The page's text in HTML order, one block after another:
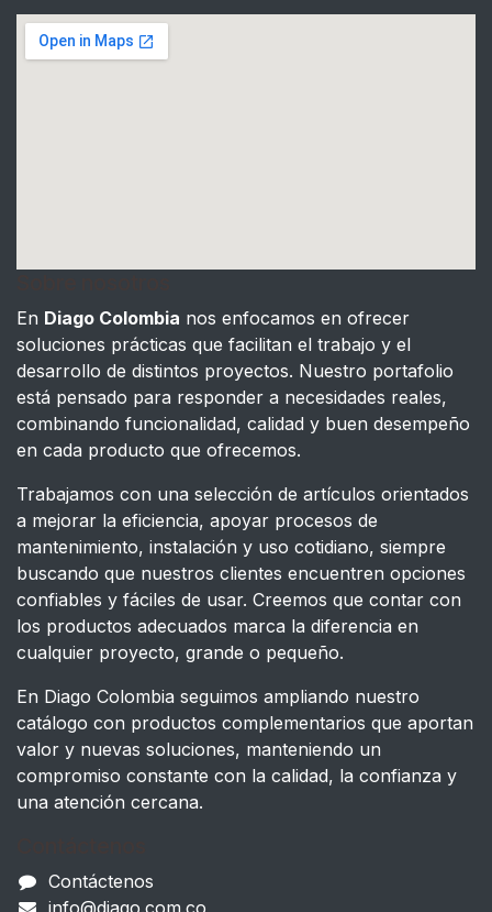
En Diago Colombia nos enfocamos en ofrecer
soluciones prácticas que facilitan el trabajo y el
desarrollo de distintos proyectos. Nuestro portafolio
está pensado para responder a necesidades reales,
combinando funcionalidad, calidad y buen desempeño
en cada producto que ofrecemos.
Trabajamos con una selección de artículos orientados
a mejorar la eficiencia, apoyar procesos de
mantenimiento, instalación y uso cotidiano, siempre
buscando que nuestros clientes encuentren opciones
confiables y fáciles de usar. Creemos que contar con
los productos adecuados marca la diferencia en
cualquier proyecto, grande o pequeño.
En Diago Colombia seguimos ampliando nuestro
catálogo con productos complementarios que aportan
valor y nuevas soluciones, manteniendo un
compromiso constante con la calidad, la confianza y
una atención cercana.
Contáctenos